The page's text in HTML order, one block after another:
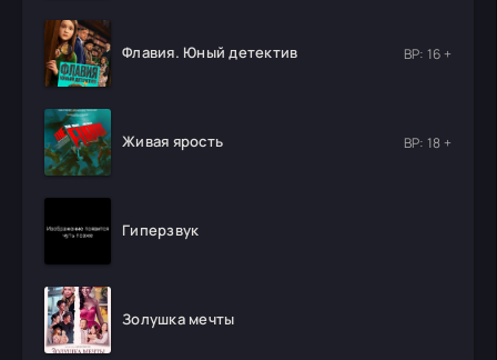
Флавия. Юный детектив ВР: 16 +
Живая ярость ВР: 18 +
Гиперзвук
Золушка мечты